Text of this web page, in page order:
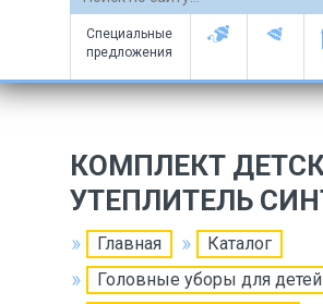
Специальные
предложения
КОМПЛЕКТ
УТЕПЛИТЕЛЬ
Главная
Каталог
Головные уборы для детей